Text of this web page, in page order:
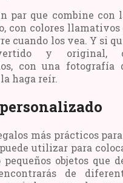
par que combine con
con colores llamativos
cuando los vea. Y si
y original,
con una fotografía
haga reír.
más prácticos
utilizar para
pequeños objetos que
de